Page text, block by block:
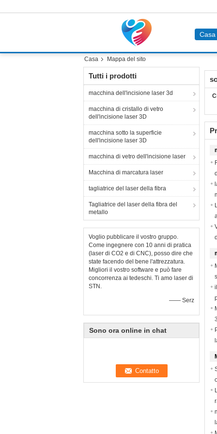
Casa
Casa Mappa del sito
Tutti i prodotti
macchina dell'incisione laser 3d
macchina di cristallo di vetro
dell'incisione laser 3D
macchina sotto la superficie
dell'incisione laser 3D
macchina di vetro dell'incisione laser
Macchina di marcatura laser
tagliatrice del laser della fibra
Tagliatrice del laser della fibra del
metallo
Voglio pubblicare il vostro gruppo.
Come ingegnere con 10 anni di pratica
(laser di CO2 e di CNC), posso dire che
state facendo del bene l'attrezzatura.
Migliori il vostro software e può fare
concorrenza ai tedeschi. Ti amo laser di
STN.
—— Serz
Sono ora online in chat